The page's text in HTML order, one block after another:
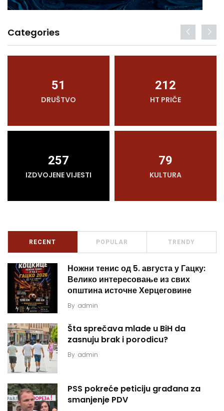
Categories
51
DRUŠTVO
212
HT PRIČE
257
IZDVOJENE VIJESTI
79
KULTURA
RECENT POPULAR TRENDY
Ножни тенис од 5. августа у Гацку:
Велико интересовање из свих
општина источне Херцеговине
By admin
Šta sprečava mlade u BiH da
zasnuju brak i porodicu?
By admin
PSS pokreće peticiju građana za
smanjenje PDV